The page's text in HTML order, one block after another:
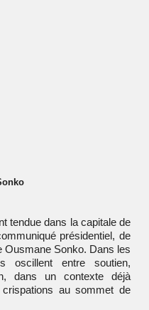
tendue dans la capitale de
présidentiel, de
Ousmane Sonko. Dans les
oscillent entre soutien,
dans un contexte déjà
au sommet de